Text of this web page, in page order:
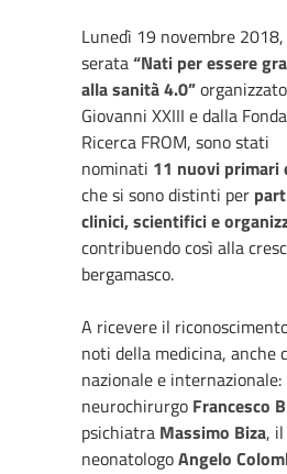
Lunedì 19 novembre
serata“Nati per essere
alla sanità 4.0”
Giovanni XXIII e dalla
Ricerca FROM, sono stati
nominati 11 nuovi primari
che si sono distinti per
clinici, scientifici e
contribuendo così alla
bergamasco.
A ricevere il
noti della medicina, anche
nazionale e internazionale:
neurochirurgo Francesco
psichiatra Massimo Biza, il
neonatologoAngelo